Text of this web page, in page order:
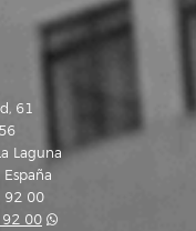
61
Laguna
92 00
92 00